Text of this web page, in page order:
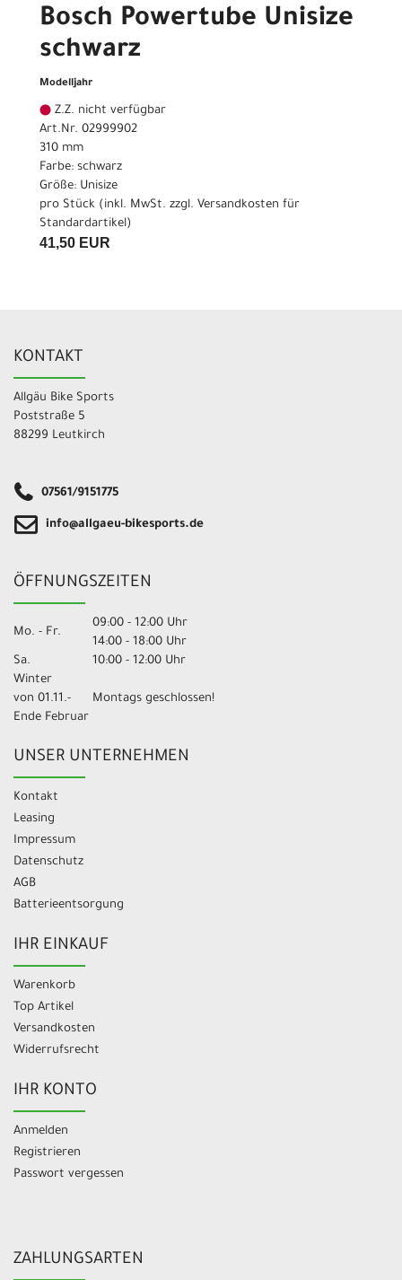
Bosch Powertube Unisize
schwarz
Modelljahr
Z.Z. nicht verfügbar
Art.Nr. 02999902
310 mm
Farbe: schwarz
Größe: Unisize
pro Stück (inkl. MwSt. zzgl. Versandkosten für
Standardartikel)
41,50 EUR
KONTAKT
Allgäu Bike Sports
Poststraße 5
88299 Leutkirch
07561/9151775
info@allgaeu-bikesports.de
ÖFFNUNGSZEITEN
Mo. - Fr.
09:00 - 12:00 Uhr
14:00 - 18:00 Uhr
Sa.
10:00 - 12:00 Uhr
Winter
von 01.11.-
Ende Februar
Montags geschlossen!
UNSER UNTERNEHMEN
Kontakt
Leasing
Impressum
Datenschutz
AGB
Batterieentsorgung
IHR EINKAUF
Warenkorb
Top Artikel
Versandkosten
Widerrufsrecht
IHR KONTO
Anmelden
Registrieren
Passwort vergessen
ZAHLUNGSARTEN